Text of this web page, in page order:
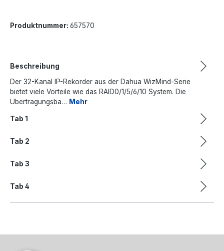
Produktnummer: 657570
Beschreibung
Der 32-Kanal IP-Rekorder aus der Dahua WizMind-Serie
bietet viele Vorteile wie das RAID0/1/5/6/10 System. Die
Übertragungsba… Mehr
Tab 1
Tab 2
Tab 3
Tab 4